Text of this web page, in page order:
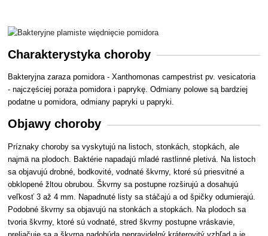
Charakterystyka choroby
Bakteryjna zaraza pomidora - Xanthomonas campestrist pv. vesicatoria
- najczęściej poraża pomidora i paprykę. Odmiany polowe są bardziej
podatne u pomidora, odmiany papryki u papryki.
Objawy choroby
Príznaky choroby sa vyskytujú na listoch, stonkách, stopkách, ale
najmä na plodoch. Baktérie napadajú mladé rastlinné pletivá. Na listoch
sa objavujú drobné, bodkovité, vodnaté škvrny, ktoré sú priesvitné a
obklopené žltou obrubou. Škvrny sa postupne rozširujú a dosahujú
veľkosť 3 až 4 mm. Napadnuté listy sa stáčajú a od špičky odumierajú.
Podobné škvrny sa objavujú na stonkách a stopkách. Na plodoch sa
tvoria škvrny, ktoré sú vodnaté, stred škvrny postupne vráskavie,